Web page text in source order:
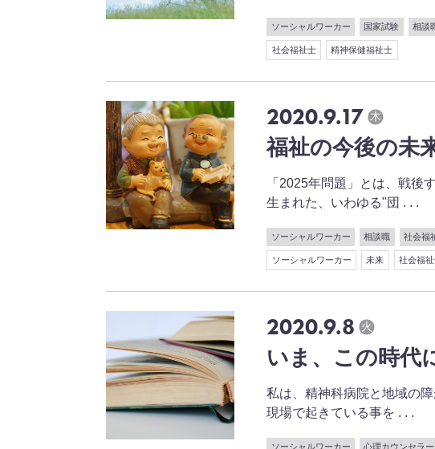
ソーシャルワーカー 国家試験 相談
社会福祉士 精神保健福祉士
2020.9.17 木
福祉の今後の未
「2025年問題」とは、戦後
生まれた、いわゆる"団 . . .
ソーシャルワーカー 相談職 社会福
ソーシャルワーカー 未来 社会福
2020.9.8 火
いま、この時代
私は、精神科病院と地域の
現場で起きている事を . . .
ソーシャルワーカー 心理カウンセラー